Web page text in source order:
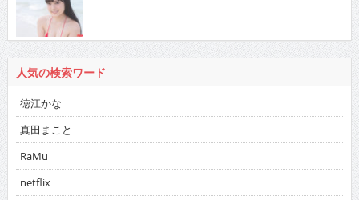
人気の検索ワード
徳江かな
真田まこと
RaMu
netflix